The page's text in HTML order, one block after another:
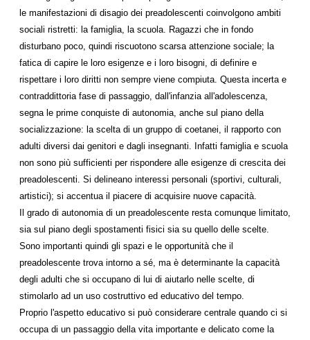
le manifestazioni di disagio dei preadolescenti coinvolgono ambiti
sociali ristretti: la famiglia, la scuola. Ragazzi che in fondo
disturbano poco, quindi riscuotono scarsa attenzione sociale; la
fatica di capire le loro esigenze e i loro bisogni, di definire e
rispettare i loro diritti non sempre viene compiuta. Questa incerta e
contraddittoria fase di passaggio, dall'infanzia all'adolescenza,
segna le prime conquiste di autonomia, anche sul piano della
socializzazione: la scelta di un gruppo di coetanei, il rapporto con
adulti diversi dai genitori e dagli insegnanti. Infatti famiglia e scuola
non sono più sufficienti per rispondere alle esigenze di crescita dei
preadolescenti. Si delineano interessi personali (sportivi, culturali,
artistici); si accentua il piacere di acquisire nuove capacità.
Il grado di autonomia di un preadolescente resta comunque limitato,
sia sul piano degli spostamenti fisici sia su quello delle scelte.
Sono importanti quindi gli spazi e le opportunità che il
preadolescente trova intorno a sé, ma è determinante la capacità
degli adulti che si occupano di lui di aiutarlo nelle scelte, di
stimolarlo ad un uso costruttivo ed educativo del tempo.
Proprio l'aspetto educativo si può considerare centrale quando ci si
occupa di un passaggio della vita importante e delicato come la